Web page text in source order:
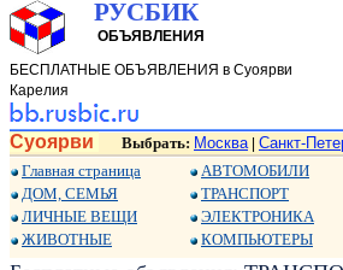
РУСБИК
ОБЪЯВЛЕНИЯ
БЕСПЛАТНЫЕ ОБЪЯВЛЕНИЯ в Суоярви
Карелия
Суоярви Выбрать: Москва| Санкт-
Главная страница
ДОМ, СЕМЬЯ
ЛИЧНЫЕ ВЕЩИ
ЖИВОТНЫЕ
АВТОМОБИЛИ
ТРАНСПОРТ
ЭЛЕКТРОНИКА
КОМПЬЮТЕРЫ